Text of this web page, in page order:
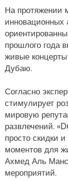
На протяжении
инновационных
прошлого года
живые
Дубаю.
Согласно
стимулирует
мировую
развлечений.
просто скидки
моментов для
Ахмед Аль
мероприятий.